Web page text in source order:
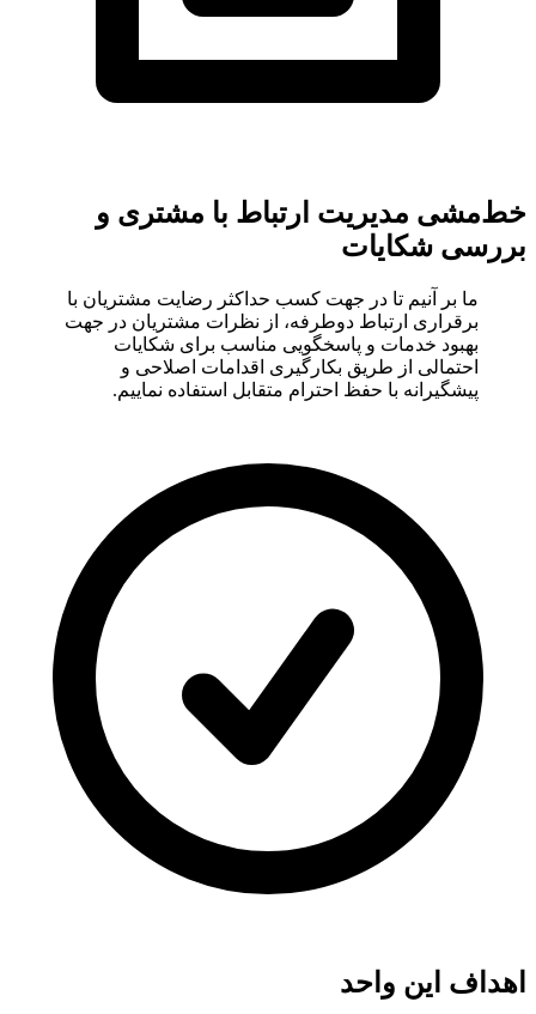
خط‌مشی مدیریت ارتباط با مشتری و
بررسی شکایات
ما بر آنیم تا در جهت کسب حداکثر رضایت مشتریان با
برقراری ارتباط دوطرفه، از نظرات مشتریان در جهت
بهبود خدمات و پاسخگویی مناسب برای شکایات
احتمالی از طریق بکارگیری اقدامات اصلاحی و
پیشگیرانه با حفظ احترام متقابل استفاده نماییم.
اهداف این واحد